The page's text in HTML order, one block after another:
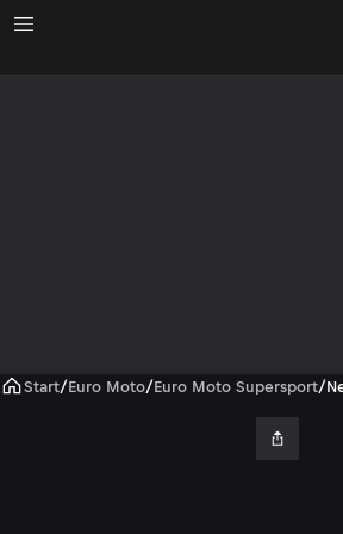
Start/Euro Moto/Euro Moto Supersport/